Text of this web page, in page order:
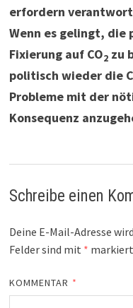
erfordern
Wenn es gelingt, die
Fixierung auf CO2zu
politisch wieder die
Probleme mit der
Konsequenz
Schreibe einen
Deine E-Mail-Adresse
Felder sind mit * markiert
KOMMENTAR *